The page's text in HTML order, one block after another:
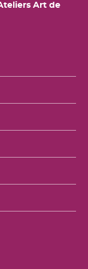
Art de